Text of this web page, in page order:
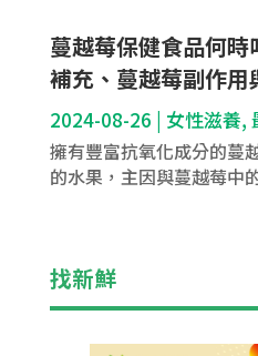
蔓越莓保健食品何
補充、蔓越莓副作用
2024-08-26 | 女性滋養,
擁有豐富抗氧化成分的蔓
的水果，主因與蔓越莓中
找新鮮